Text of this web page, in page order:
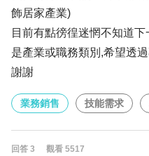
飾居家產業)
目前有點徬徨迷惘不知道
是產業或職務類別,希望透
謝謝
業務銷售 技能需求
回答 3 觀看 5517